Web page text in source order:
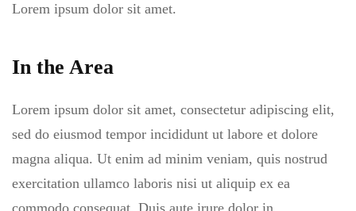
Lorem ipsum dolor sit amet.
In the Area
Lorem ipsum dolor sit amet, consectetur adipiscing elit,
sed do eiusmod tempor incididunt ut labore et dolore
magna aliqua. Ut enim ad minim veniam, quis nostrud
exercitation ullamco laboris nisi ut aliquip ex ea
commodo consequat. Duis aute irure dolor in